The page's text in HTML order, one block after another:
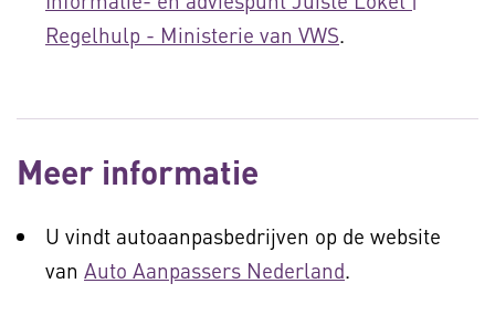
Regelhulp - Ministerie van VWS.
Meer informatie
U vindt autoaanpasbedrijven op de website
van Auto Aanpassers Nederland.